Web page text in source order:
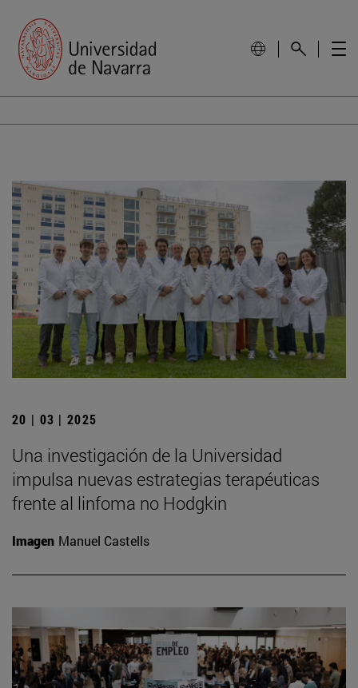
20 | 03 | 2025
Una investigación de la Universidad
impulsa nuevas estrategias terapéuticas
frente al linfoma no Hodgkin
Imagen Manuel Castells